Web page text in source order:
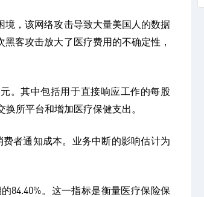
，该网络攻击导致大量美国人的数据
客攻击放大了医疗费用的不确定性，
。其中包括用于直接响应工作的每股
所平台和增加医疗保健支出。
者通知成本。业务中断的影响估计为
84.40%。‌这一指标是衡量医疗保险保